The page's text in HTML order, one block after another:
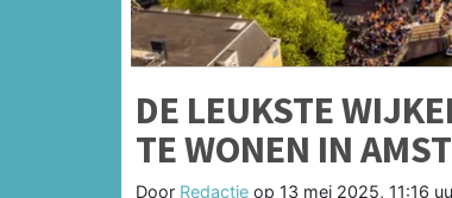
DE LEUKSTE
TE WONEN IN
Door Redactie op 13 mei 2025, 11:16